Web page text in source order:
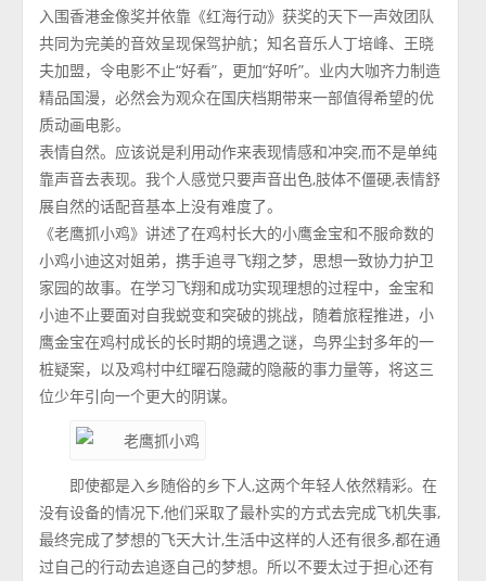
入围香港金像奖并依靠《红海行动》获奖的天下一声效团队
共同为完美的音效呈现保驾护航；知名音乐人丁培峰、王晓
夫加盟，令电影不止“好看”，更加“好听”。业内大咖齐力制造
精品国漫，必然会为观众在国庆档期带来一部值得希望的优
质动画电影。
表情自然。应该说是利用动作来表现情感和冲突,而不是单纯
靠声音去表现。我个人感觉只要声音出色,肢体不僵硬,表情舒
展自然的话配音基本上没有难度了。
《老鹰抓小鸡》讲述了在鸡村长大的小鹰金宝和不服命数的
小鸡小迪这对姐弟，携手追寻飞翔之梦，思想一致协力护卫
家园的故事。在学习飞翔和成功实现理想的过程中，金宝和
小迪不止要面对自我蜕变和突破的挑战，随着旅程推进，小
鹰金宝在鸡村成长的长时期的境遇之谜，鸟界尘封多年的一
桩疑案，以及鸡村中红曜石隐藏的隐蔽的事力量等，将这三
位少年引向一个更大的阴谋。
即使都是入乡随俗的乡下人,这两个年轻人依然精彩。在
没有设备的情况下,他们采取了最朴实的方式去完成飞机失事,
最终完成了梦想的飞天大计,生活中这样的人还有很多,都在通
过自己的行动去追逐自己的梦想。所以不要太过于担心还有